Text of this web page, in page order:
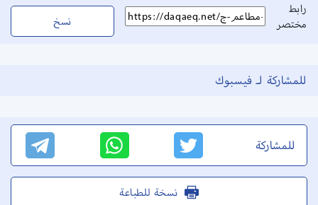
رابط
مختصر
نسخ
للمشاركة لـ فيسبوك
للمشاركة
نسخة للطباعة